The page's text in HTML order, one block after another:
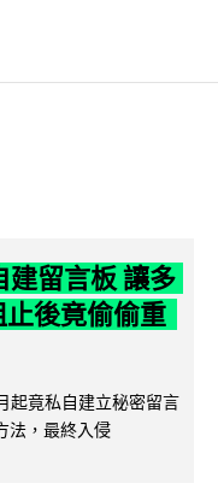
留言板 讓多
後竟偷偷重
起竟私自建立秘密留言
法，最終入侵